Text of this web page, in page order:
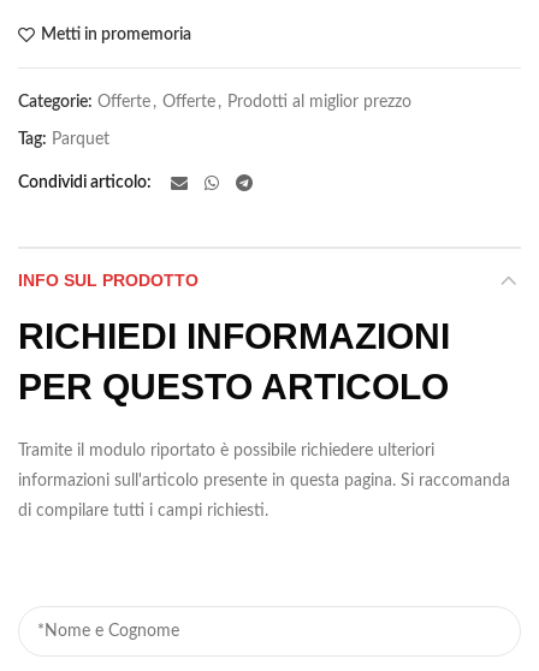
Metti in promemoria
Categorie: Offerte , Offerte , Prodotti al miglior prezzo
Tag: Parquet
Condividi articolo
INFO SUL PRODOTTO
RICHIEDI INFORMAZIONI
PER QUESTO ARTICOLO
Tramite il modulo riportato è possibile richiedere ulteriori
informazioni sull'articolo presente in questa pagina. Si raccomanda
di compilare tutti i campi richiesti.